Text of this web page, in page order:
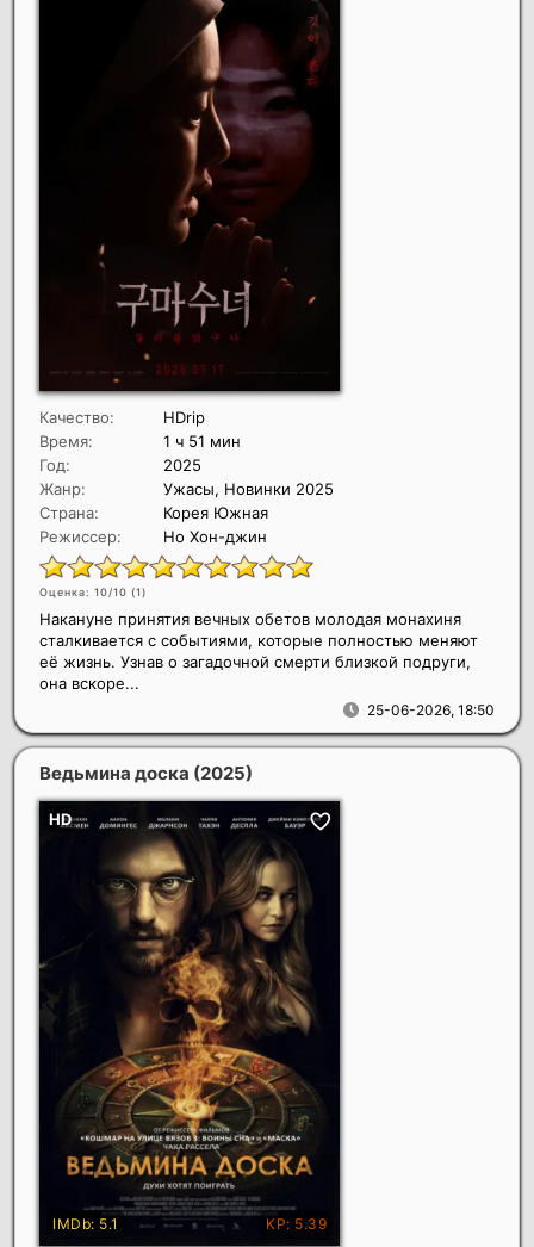
Качество:
HDrip
Время:
1 ч 51 мин
Год:
2025
Жанр:
Ужасы, Новинки 2025
Страна:
Корея Южная
Режиссер:
Но Хон-джин
Оценка: 10/10 (1)
25-06-2026, 18:50
Накануне принятия вечных обетов молодая монахиня
сталкивается с событиями, которые полностью меняют
её жизнь. Узнав о загадочной смерти близкой подруги,
она вскоре...
Ведьмина доска (2025)